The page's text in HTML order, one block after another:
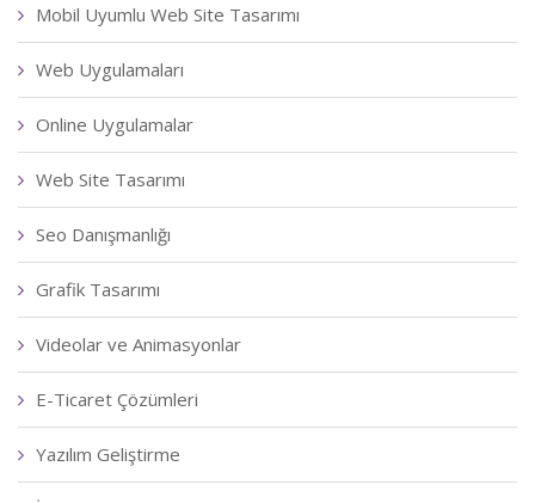
Mobil Uyumlu Web Site Tasarımı
Web Uygulamaları
Online Uygulamalar
Web Site Tasarımı
Seo Danışmanlığı
Grafik Tasarımı
Videolar ve Animasyonlar
E-Ticaret Çözümleri
Yazılım Geliştirme